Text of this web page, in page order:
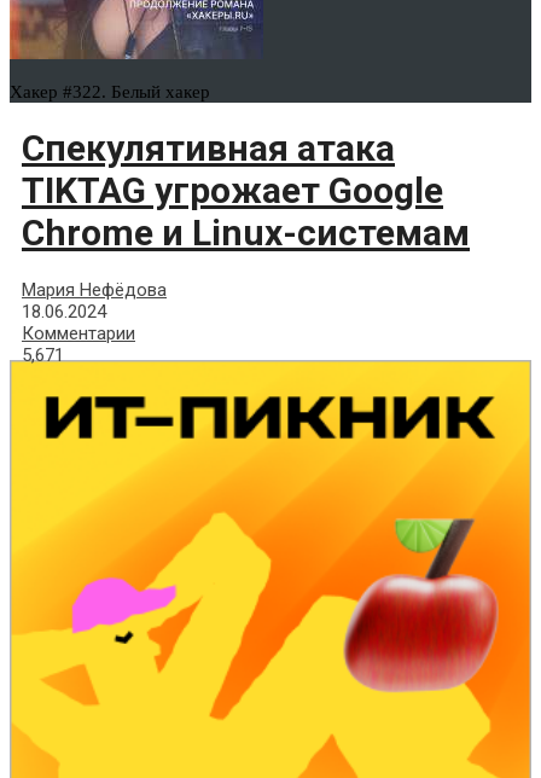
Хакер #322. Белый хакер
Спекулятивная атака
TIKTAG угрожает Google
Chrome и Linux-системам
Мария Нефёдова
18.06.2024
Комментарии
5,671